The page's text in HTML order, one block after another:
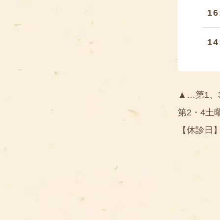
▲…第1、
第2・4土
【休診日